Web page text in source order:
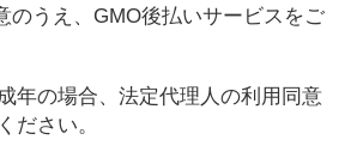
のうえ、GMO後払いサービスをご
年の場合、法定代理人の利用同意
ださい。